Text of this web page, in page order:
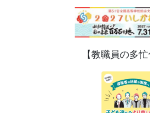
【教職員の多忙